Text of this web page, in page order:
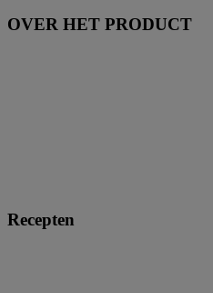
OVER HET PRODUCT
Recepten